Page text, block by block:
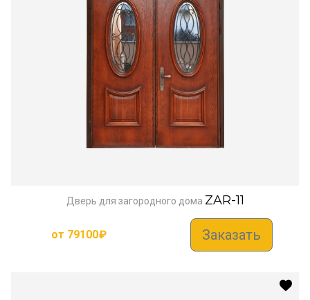
Дверь для загородного дома ZAR-11
от 79100₽ Заказать